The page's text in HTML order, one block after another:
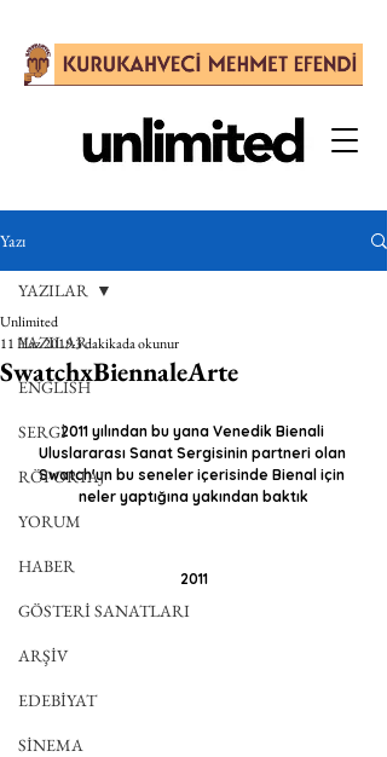
Yazı
YAZILAR
ENGLISH
SERGİ
RÖPORTAJ
YORUM
HABER
GÖSTERİ SANATLARI
ARŞİV
EDEBİYAT
SİNEMA
YAZILAR
SwatchxBiennaleArte
Unlimited
11 Haz 20193 dakikada okunur
2011 yılından bu yana Venedik Bienali
Uluslararası Sanat Sergisinin partneri olan
Swatch'un bu seneler içerisinde Bienal için
neler yaptığına yakından baktık
2011